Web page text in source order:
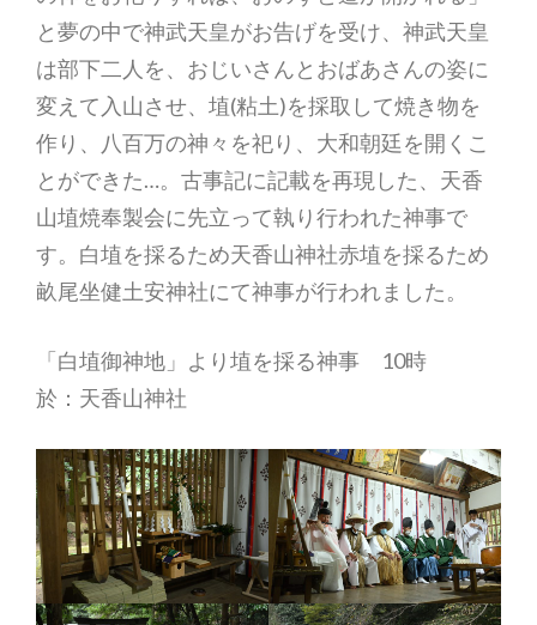
と夢の中で神武天皇がお告げを受け、神武天皇
は部下二人を、おじいさんとおばあさんの姿に
変えて入山させ、埴(粘土)を採取して焼き物を
作り、八百万の神々を祀り、大和朝廷を開くこ
とができた…。古事記に記載を再現した、天香
山埴焼奉製会に先立って執り行われた神事で
す。白埴を採るため天香山神社赤埴を採るため
畝尾坐健土安神社にて神事が行われました。
「白埴御神地」より埴を採る神事 10時
於：天香山神社